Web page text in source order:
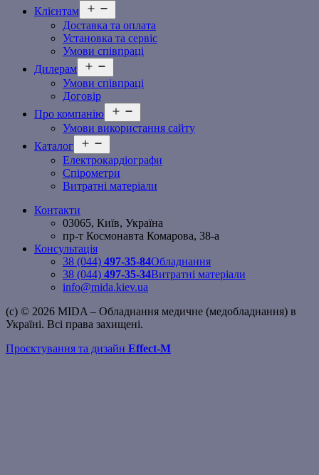
Клієнтам
меню
Доставка та оплата
Установка та сервіс
Умови співпраці
Дилерам
меню
Умови співпраці
Договір
Про компанію
меню
Умови використання сайту
Каталог
меню
Електрокардіографи
Спірометри
Витратні матеріали
Контакти
03065, Київ, Україна
пр-т Космонавта Комарова, 38-а
Консультація
38 (044) 497-35-84Обладнання
38 (044) 497-35-34Витратні матеріали
info@mida.kiev.ua
(c) © 2026 MIDA – Обладнання медичне (медобладнання) в
Україні. Всі права захищені.
Проєктування та дизайн Effect-M